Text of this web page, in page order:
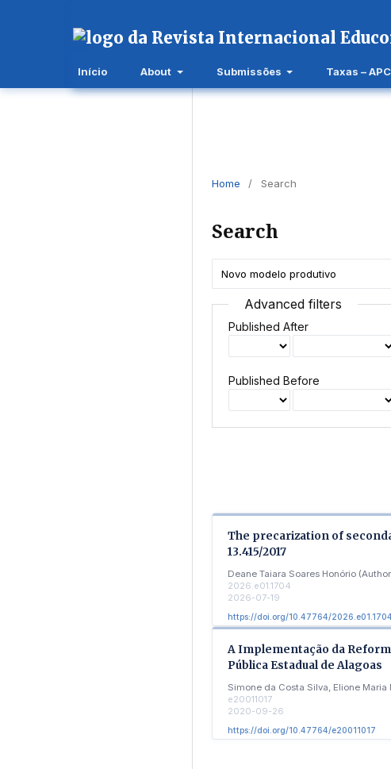
Início About Submissões Taxas –
Home / Search
Search
Advanced filters
Published After
Published Before
The precarization of
13.415/2017
Deane Taiara Soares Honório
2026.e01.1704
2026-07-19
https://doi.org/10.47764/2026.e01.1704
A Implementação da
Pública Estadual de Alagoas
Simone da Costa Silva, Elione
e20011017
2020-09-26
https://doi.org/10.47764/e20011017